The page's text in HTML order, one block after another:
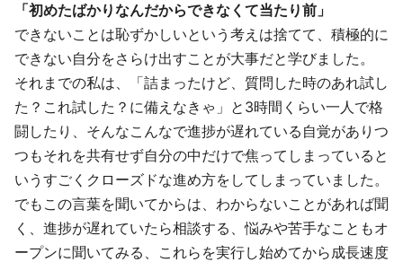
「初めたばかりなんだからできなくて当たり前」
できないことは恥ずかしいという考えは捨てて、積極的に
できない自分をさらけ出すことが大事だと学びました。
それまでの私は、「詰まったけど、質問した時のあれ試し
た？これ試した？に備えなきゃ」と3時間くらい一人で格
闘したり、そんなこんなで進捗が遅れている自覚がありつ
つもそれを共有せず自分の中だけで焦ってしまっていると
いうすごくクローズドな進め方をしてしまっていました。
でもこの言葉を聞いてからは、わからないことがあれば聞
く、進捗が遅れていたら相談する、悩みや苦手なこともオ
ープンに聞いてみる、これらを実行し始めてから成長速度